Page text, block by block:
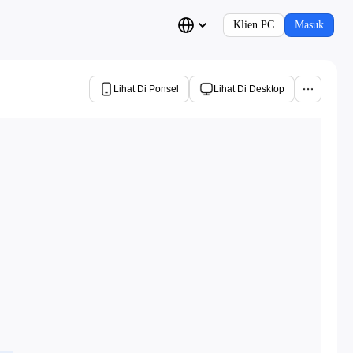
Klien PC Masuk
Lihat Di Ponsel Lihat Di Desktop